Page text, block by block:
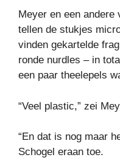
Meyer en een
tellen de stukjes
vinden gekartelde
ronde nurdles – in
een paar theelepels
“Veel plastic,” zei
“En dat is nog maar
Schogel eraan toe.